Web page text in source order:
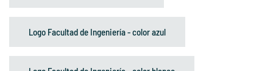
Logo Facultad de Ingeniería - color azul